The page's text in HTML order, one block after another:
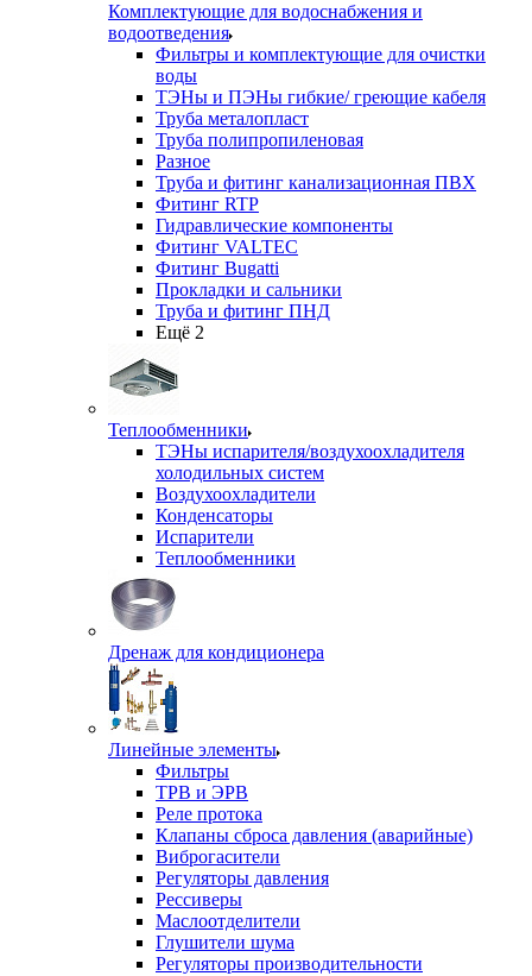
Комплектующие для водоснабжения и
водоотведения
Фильтры и комплектующие для очистки
воды
ТЭНы и ПЭНы гибкие/ греющие кабеля
Труба металопласт
Труба полипропиленовая
Разное
Труба и фитинг канализационная ПВХ
Фитинг RTP
Гидравлические компоненты
Фитинг VALTEC
Фитинг Bugatti
Прокладки и сальники
Труба и фитинг ПНД
Ещё 2
Теплообменники
ТЭНы испарителя/воздухоохладителя
холодильных систем
Воздухоохладители
Конденсаторы
Испарители
Теплообменники
Дренаж для кондиционера
Линейные элементы
Фильтры
ТРВ и ЭРВ
Реле протока
Клапаны сброса давления (аварийные)
Виброгасители
Регуляторы давления
Рессиверы
Маслоотделители
Глушители шума
Регуляторы производительности